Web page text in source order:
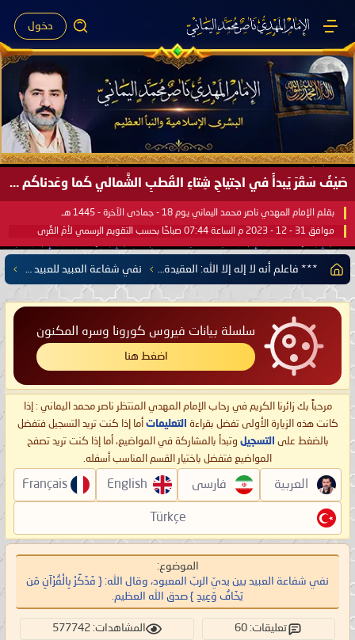
دخول
صَيْفُ سَقَرَ يَبدأُ في اجتياحِ شِتاءِ القُطبِ الشَّمالي كَما وعَدناكُم بالحقِّ لعَامِكم هذا (1445 هـ) ..
بقلم الإمام المهدي ناصر محمد اليماني يوم 18 - جمادى الآخرة - 1445 هـ
موافق 31 - 12 - 2023 م الساعة 07:44 صباحًا بحسب التقويم الرسمي لأمّ القُرى
سلسلة بيانات فيروس كورونا وسره المكنون
اضغط هنا
مرحباً بك زائرنا الكريم في رحاب الإمام المهدي المنتظر ناصر محمد اليماني : إذا
كانت هذه الزيارة الأولى تفضل بقراءة التعليمات أما إذا كنت تريد التسجيل فتفضل
بالضغط على التسجيل وتبدأ بالمشاركة في المواضيع، أما إذا كنت تريد تصفح
المواضيع فتفضل باختيار القسم المناسب أسفله.
العربية فارسی English
Français
Türkçe
الموضوع:
نفي شفاعة العبيد بين يديّ الربّ المعبود، وقال الله: { فَذَكِّرْ‌ بِالْقُرْ‌آنِ مَن
يَخَافُ وَعِيدِ } صدق الله العظيم.
تعليقات: 60 المشاهدات: 577742